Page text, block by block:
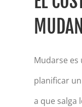
Mudarse es
planificar
a que salga